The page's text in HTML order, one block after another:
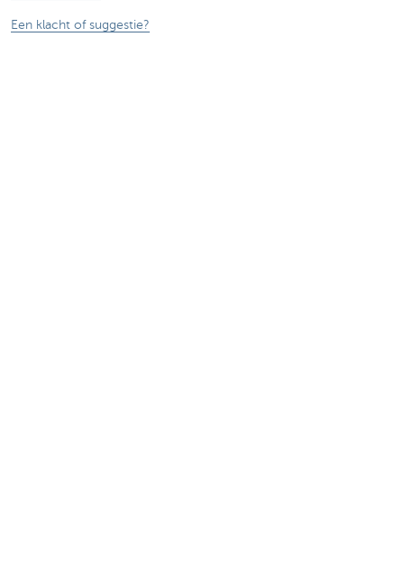
Een klacht of suggestie?